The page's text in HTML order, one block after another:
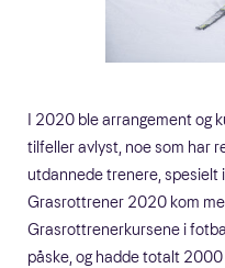
I 2020 ble arrangement og
tilfeller avlyst, noe som har
utdannede trenere,
Grasrottrener 2020 kom
Grasrottrenerkursene i
påske, og hadde totalt